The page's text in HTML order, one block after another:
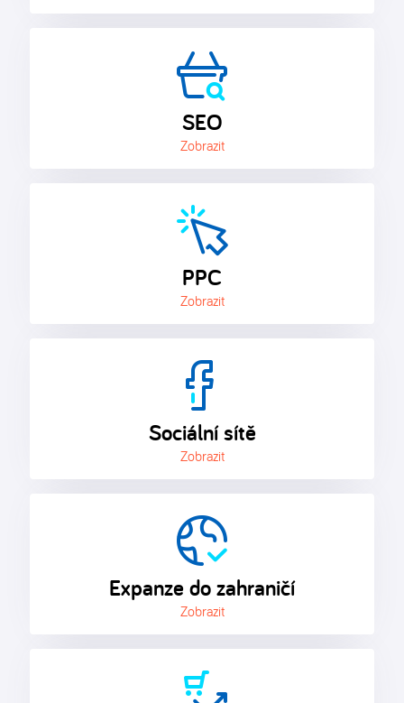
SEO
Zobrazit
PPC
Zobrazit
Sociální sítě
Zobrazit
Expanze do zahraničí
Zobrazit